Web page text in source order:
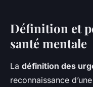
Définition et
santé mentale
La définition des
reconnaissance